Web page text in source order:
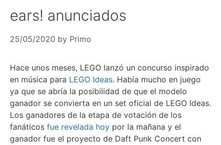
ears! anunciados
25/05/2020 by Primo
Hace unos meses, LEGO lanzó un concurso inspirado
en música para LEGO Ideas. Había mucho en juego
ya que se abría la posibilidad de que el modelo
ganador se convierta en un set oficial de LEGO Ideas.
Los ganadores de la etapa de votación de los
fanáticos fue revelada hoy por la mañana y el
ganador fue el proyecto de Daft Punk Concert con